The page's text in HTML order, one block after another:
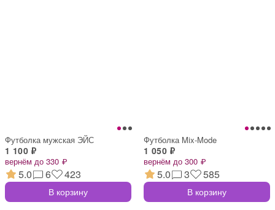
Футболка мужская ЭЙС
1 100 ₽
вернём до 330 ₽
5.0 6 423
В корзину
Футболка Mix-Mode
1 050 ₽
вернём до 300 ₽
5.0 3 585
В корзину